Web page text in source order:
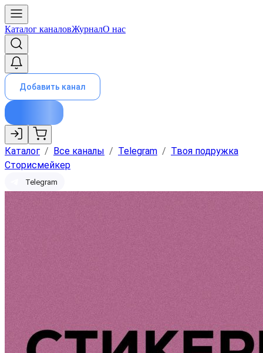
Каталог каналовЖурналО нас
Добавить канал
Каталог / Все каналы / Telegram / Твоя подружка
Сторисмейкер
Telegram